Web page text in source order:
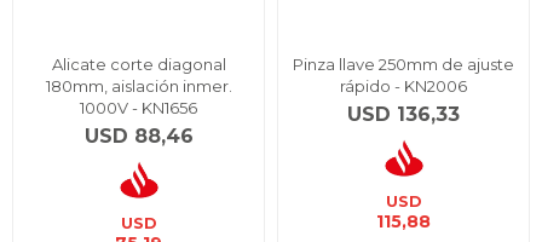
Alicate corte diagonal
180mm, aislación inmer.
1000V - KN1656
USD 88,46
USD
Pinza llave 250mm de ajuste
rápido - KN2006
USD 136,33
USD
115,88